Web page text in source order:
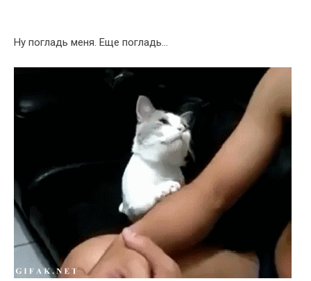
Ну погладь меня. Еще погладь…